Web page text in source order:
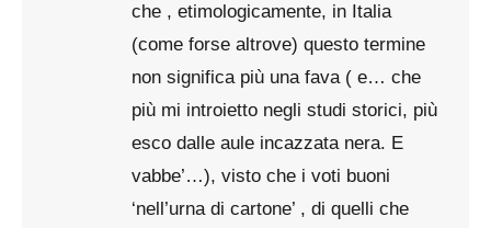
che , etimologicamente, in Italia
(come forse altrove) questo termine
non significa più una fava ( e… che
più mi introietto negli studi storici, più
esco dalle aule incazzata nera. E
vabbe’…), visto che i voti buoni
‘nell’urna di cartone’ , di quelli che